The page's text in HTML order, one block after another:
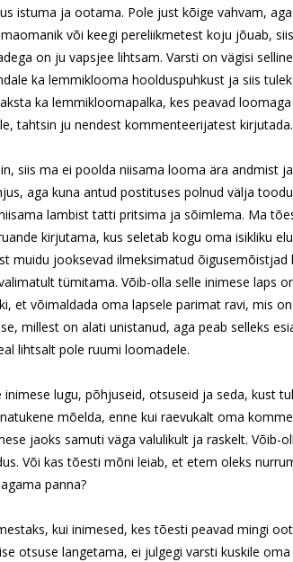
istuma ja ootama. Pole just kõige vahvam,
või keegi pereliikmetest koju jõuab,
on ju vapsjee lihtsam. Varsti on vägisi
ka lemmiklooma hoolduspuhkust ja siis
ka lemmikloomapalka, kes peavad
tahtsin ju nendest kommenteerijatest kirjutada.
siis ma ei poolda niisama looma ära andmist
aga kuna antud postituses polnud välja
lambist tatti pritsima ja sõimlema. Ma
kirjutama, kus seletab kogu oma isikliku
muidu jooksevad ilmeksimatud
tümitama. Võib-olla selle inimese laps
et võimaldada oma lapsele parimat ravi, mis
millest on alati unistanud, aga peab selleks
lihtsalt pole ruumi loomadele.
inimese lugu, põhjuseid, otsuseid ja seda, kust
mõelda, enne kui raevukalt oma
jaoks samuti väga valulikult ja raskelt. Võib-
Või kas tõesti mõni leiab, et etem oleks
panna?
kui inimesed, kes tõesti peavad mingi
otsuse langetama, ei julgegi varsti kuskile